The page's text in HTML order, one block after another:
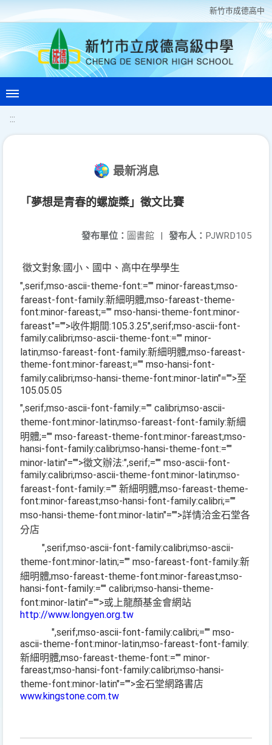
新竹巿成德高中
:::
最新消息
「夢想是青春的螺旋槳」徵文比賽
發布人： PJWRD105
發布單位： 圖書館 |
徵文對象: 國小 、 國中 、高中在學學生
",serif;mso-ascii-theme-font:="" minor-fareast;mso-
fareast-font-family:新細明體;mso-fareast-theme-
font:minor-fareast;="" mso-hansi-theme-font:minor-
fareast"="">收件期間:105.3.25",serif;mso-ascii-font-
family:calibri;mso-ascii-theme-font:="" minor-
latin;mso-fareast-font-family:新細明體;mso-fareast-
theme-font:minor-fareast;="" mso-hansi-font-
family:calibri;mso-hansi-theme-font:minor-latin"="">至
105.05.05
",serif;mso-ascii-font-family:="" calibri;mso-ascii-
theme-font:minor-latin;mso-fareast-font-family:新細
明體;="" mso-fareast-theme-font:minor-fareast;mso-
hansi-font-family:calibri;mso-hansi-theme-font:=""
minor-latin"="">徵文辦法:",serif;="" mso-ascii-font-
family:calibri;mso-ascii-theme-font:minor-latin;mso-
fareast-font-family:="" 新細明體;mso-fareast-theme-
font:minor-fareast;mso-hansi-font-family:calibri;=""
mso-hansi-theme-font:minor-latin"="">詳情洽金石堂各
分店
",serif;mso-ascii-font-family:calibri;mso-ascii-
theme-font:minor-latin;="" mso-fareast-font-family:新
細明體;mso-fareast-theme-font:minor-fareast;mso-
hansi-font-family:="" calibri;mso-hansi-theme-
font:minor-latin"="">或上龍顏基金會網站
http://www.longyen.org.tw
",serif;mso-ascii-font-family:calibri;="" mso-
ascii-theme-font:minor-latin;mso-fareast-font-family:
新細明體;mso-fareast-theme-font:="" minor-
fareast;mso-hansi-font-family:calibri;mso-hansi-
theme-font:minor-latin"="">金石堂網路書店
www.kingstone.com.tw